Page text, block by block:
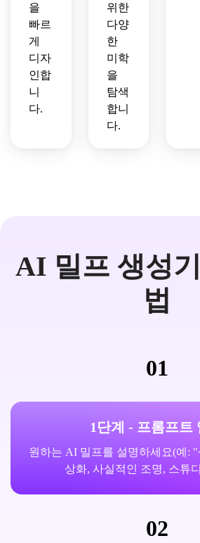
을
빠르
게
디자
인합
니
다.
위한
다양
한
미학
을
탐색
합니
다.
AI 밀프 생성
법
01
1단계 - 프롬프트
원하는 AI 밀프를 설명하세요(예:
상화, 사실적인 조명, 스튜
02